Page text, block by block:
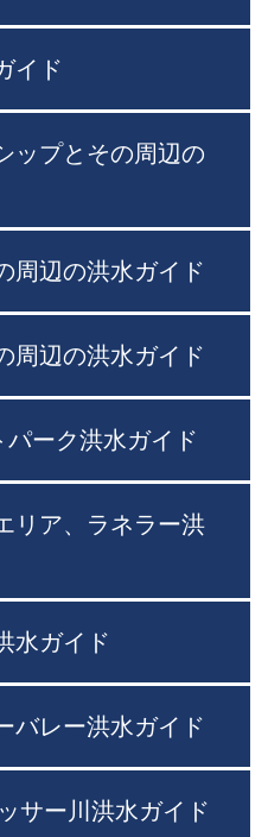
イド
ップとその周辺の
周辺の洪水ガイド
周辺の洪水ガイド
ーク洪水ガイド
リア、ラネラー洪
水ガイド
バレー洪水ガイド
サー川洪水ガイド